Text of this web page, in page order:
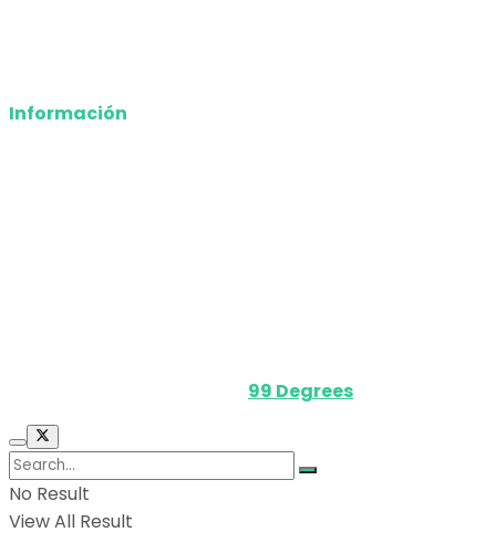
Información
99 Degrees
No Result
View All Result